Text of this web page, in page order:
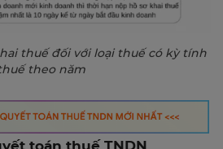
thuế đối với loại thuế có kỳ tính
theo năm